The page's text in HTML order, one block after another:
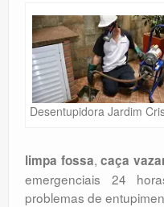
Galeria De Fotos
Orçamento
Comentários
Desentupidora Jardim
limpa fossa,caça
emergenciais 24
problemas de